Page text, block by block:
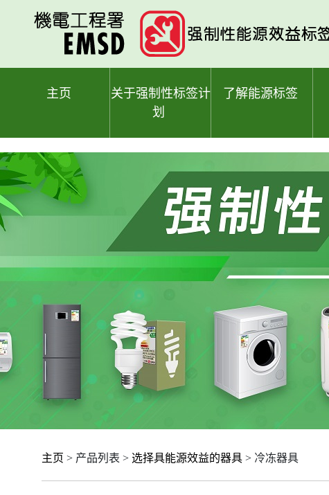
主页
关于强制性标签计
划
了解能源标签
主页 > 产品列表 > 选择具能源效益的器具 > 冷冻器具